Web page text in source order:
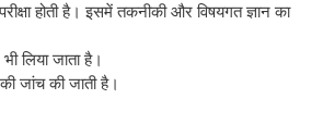
होती है। इसमें तकनीकी और विषयगत ज्ञान का
जाता है।
जांच की जाती है।